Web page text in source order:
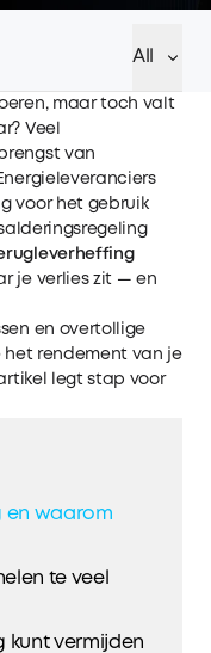
All
maar toch valt
Veel
van
voor het gebruik
je verlies zit — en
en overtollige
het rendement van je
legt stap voor
en waarom
te veel
kunt vermijden